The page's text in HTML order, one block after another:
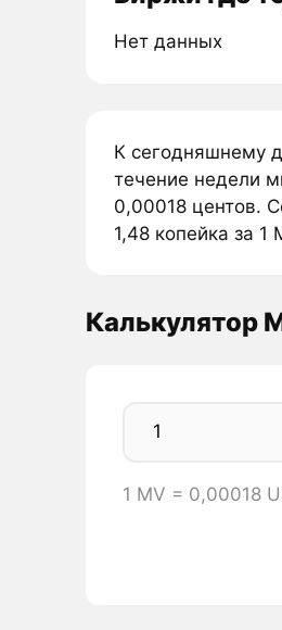
Нет данных
К сегодняшнему
течение недели
0,00018 центов.
1,48 копейка за 1
Калькулятор
1 MV = 0,00018